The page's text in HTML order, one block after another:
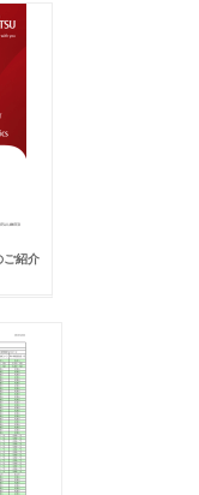
ご紹介